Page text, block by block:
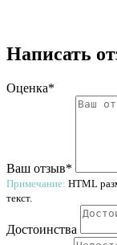
Написать
Оценка*
Ваш отзыв*
Примечание: HTML
текст.
Достоинства